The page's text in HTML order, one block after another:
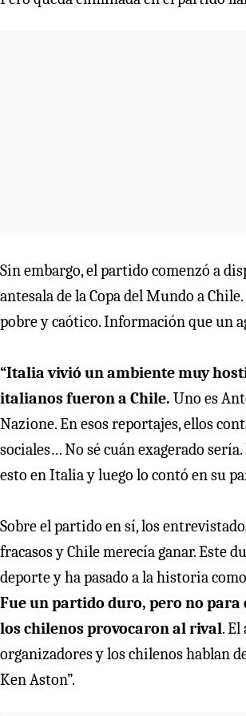
Sin embargo, el partido comenzó a
antesala de la Copa del Mundo a
pobre y caótico. Información que un
“Italia vivió un ambiente muy
italianos fueron a Chile. Uno es
Nazione. En esos reportajes, ellos
sociales… No sé cuán exagerado
esto en Italia y luego lo contó en su
Sobre el partido en sí, los
fracasos y Chile merecía ganar. Este
deporte y ha pasado a la historia
Fue un partido duro, pero no para
los chilenos provocaron al rival.
organizadores y los chilenos hablan
Ken Aston”.